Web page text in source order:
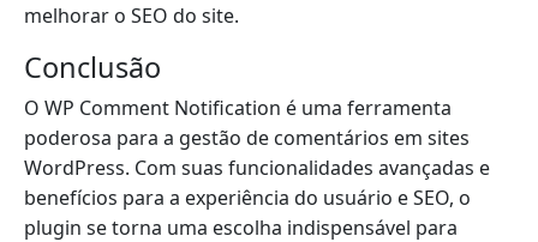
melhorar o SEO do site.
Conclusão
O WP Comment Notification é uma ferramenta
poderosa para a gestão de comentários em sites
WordPress. Com suas funcionalidades avançadas e
benefícios para a experiência do usuário e SEO, o
plugin se torna uma escolha indispensável para